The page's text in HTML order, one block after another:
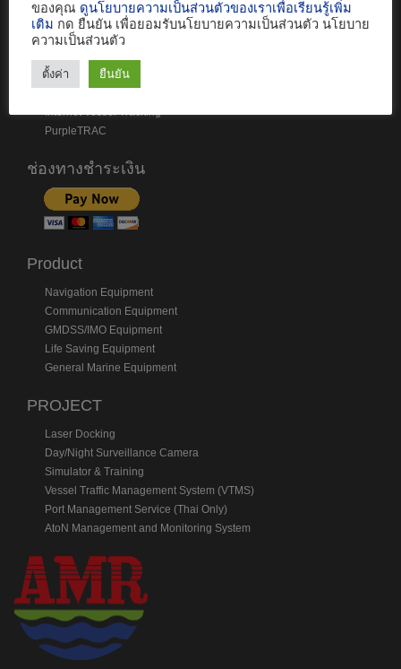
SERVICE
SR survey
PurpleTRAC
ช่องทางชำระเงิน
Product
Navigation Equipment
Communication Equipment
GMDSS/IMO Equipment
Life Saving Equipment
General Marine Equipment
PROJECT
Laser Docking
Day/Night Surveillance Camera
Simulator & Training
Vessel Traffic Management System (VTMS)
Port Management Service (Thai Only)
AtoN Management and Monitoring System
ของคุณ ดูนโยบายความเป็นส่วนตัวของเราเพื่อเรียนรู้เพิ่ม
เติม กด ยืนยัน เพื่อยอมรับนโยบายความเป็นส่วนตัว นโยบาย
ความเป็นส่วนตัว
ตั้งค่า ยืนยัน